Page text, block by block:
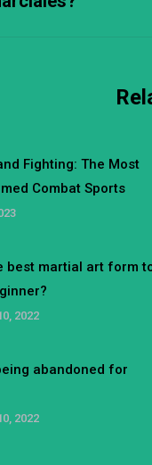
Fighting: The Most
Combat Sports
best martial art form
2022
abandoned for
2022